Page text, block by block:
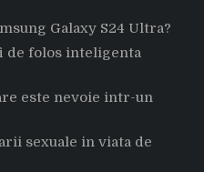
Galaxy S24 Ultra?
de folos inteligenta
este nevoie intr-un
sexuale in viata de